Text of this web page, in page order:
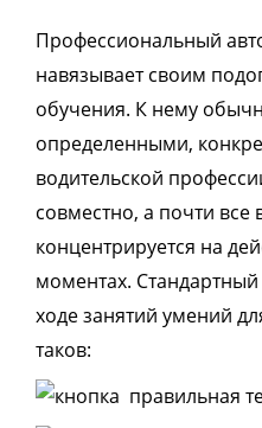
Профессиональный
навязывает своим
обучения. К нему
определенными,
водительской
совместно, а почти все
концентрируется на
моментах.
ходе занятий умений
таков:
правильная